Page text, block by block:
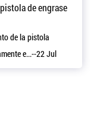
de engrase
de la pistola
e...--22 Jul